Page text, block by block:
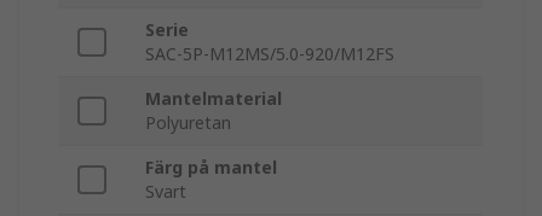
Serie
SAC-5P-M12MS/5.0-920/M12FS
Mantelmaterial
Polyuretan
Färg på mantel
Svart